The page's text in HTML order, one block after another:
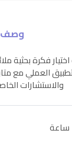
وصف
فكرة بحثية
العملي مع
والاستشارات